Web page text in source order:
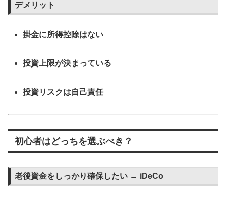
デメリット
掛金に所得控除はない
投資上限が決まっている
投資リスクは自己責任
初心者はどっちを選ぶべき？
老後資金をしっかり確保したい → iDeCo